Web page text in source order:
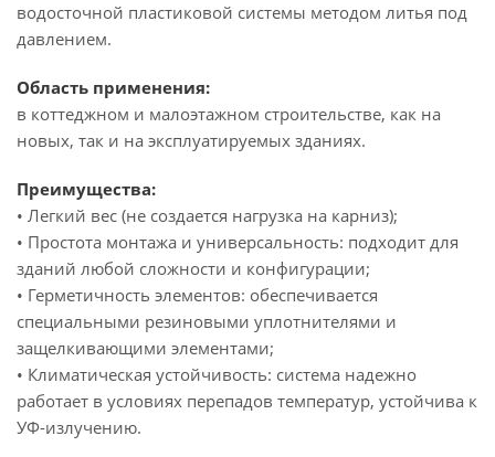
водосточной пластиковой системы методом литья под
давлением.
Область применения:
в коттеджном и малоэтажном строительстве, как на
новых, так и на эксплуатируемых зданиях.
Преимущества:
• Легкий вес (не создается нагрузка на карниз);
• Простота монтажа и универсальность: подходит для
зданий любой сложности и конфигурации;
• Герметичность элементов: обеспечивается
специальными резиновыми уплотнителями и
защелкивающими элементами;
• Климатическая устойчивость: система надежно
работает в условиях перепадов температур, устойчива к
УФ-излучению.